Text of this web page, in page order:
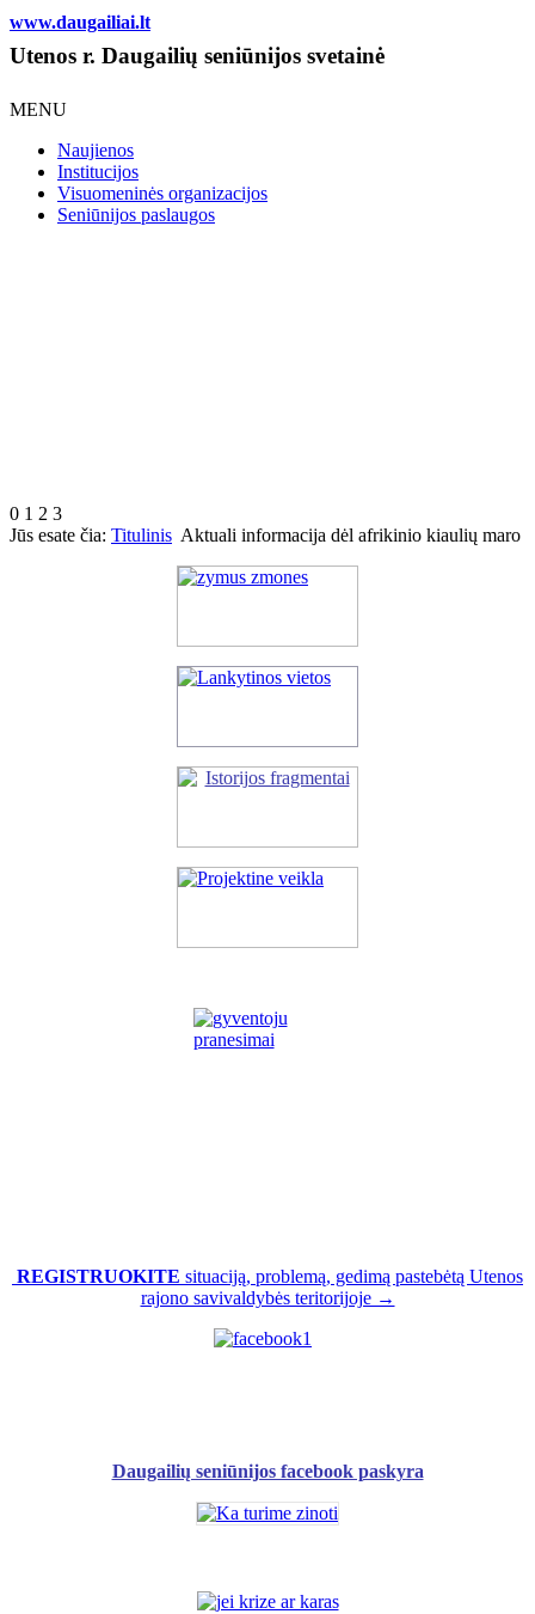
www.daugailiai.lt
Utenos r. Daugailių seniūnijos svetainė
MENU
Naujienos
Institucijos
Visuomeninės organizacijos
Seniūnijos paslaugos
0 1 2 3
Jūs esate čia: Titulinis Aktuali informacija dėl afrikinio kiaulių maro
REGISTRUOKITE situaciją, problemą, gedimą pastebėtą Utenos
rajono savivaldybės teritorijoje →
Daugailių seniūnijos facebook paskyra